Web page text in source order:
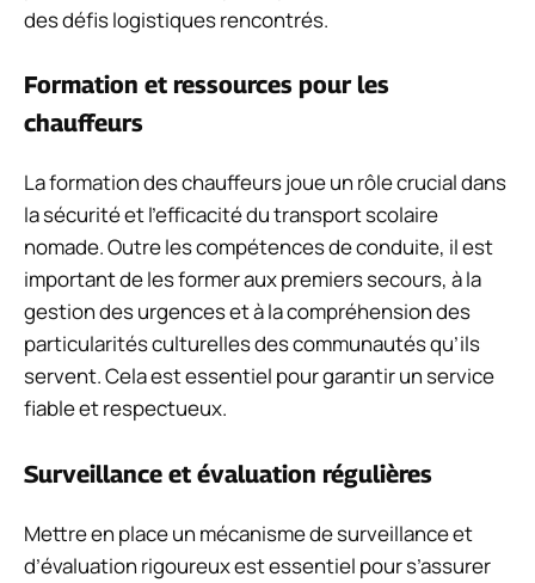
des défis logistiques rencontrés.
Formation et ressources pour les
chauffeurs
La formation des chauffeurs joue un rôle crucial dans
la sécurité et l’efficacité du transport scolaire
nomade. Outre les compétences de conduite, il est
important de les former aux premiers secours, à la
gestion des urgences et à la compréhension des
particularités culturelles des communautés qu’ils
servent. Cela est essentiel pour garantir un service
fiable et respectueux.
Surveillance et évaluation régulières
Mettre en place un mécanisme de surveillance et
d’évaluation rigoureux est essentiel pour s’assurer